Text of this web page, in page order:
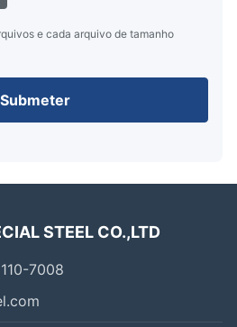
e cada arquivo de tamanho
Submeter
STEEL CO.,LTD
7008